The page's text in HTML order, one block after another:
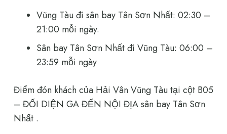
Vũng Tàu đi sân bay Tân Sơn Nhất: 02:30 –
21:00 mỗi ngày.
Sân bay Tân Sơn Nhất đi Vũng Tàu: 06:00 –
23:59 mỗi ngày
Điểm đón khách của Hải Vân Vũng Tàu tại cột B05
– ĐỐI DIỆN GA ĐẾN NỘI ĐỊA sân bay Tân Sơn
Nhất .